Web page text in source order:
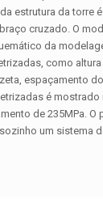
estrutura da torre
cruzado. O
da
como
espaçamento
é
de 235MPa.
um sistema